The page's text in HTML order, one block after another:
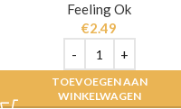
Feeling Ok
€2.49
TOEVOEGEN AAN
WINKELWAGEN